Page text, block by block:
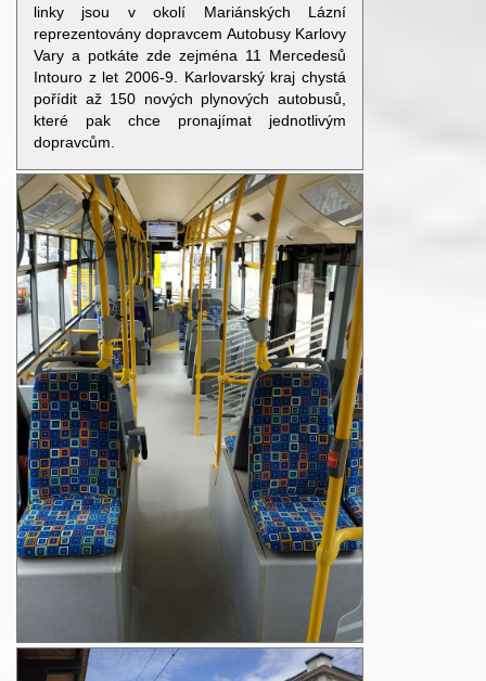
linky jsou v okolí Mariánských Lázní
reprezentovány dopravcem Autobusy Karlovy
Vary a potkáte zde zejména 11 Mercedesů
Intouro z let 2006-9. Karlovarský kraj chystá
pořídit až 150 nových plynových autobusů,
které pak chce pronajímat jednotlivým
dopravcům.